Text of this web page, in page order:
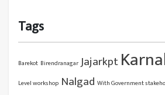
Tags
Barekot Birendranagar Jajarkpt
Level workshop Nalgad With Government